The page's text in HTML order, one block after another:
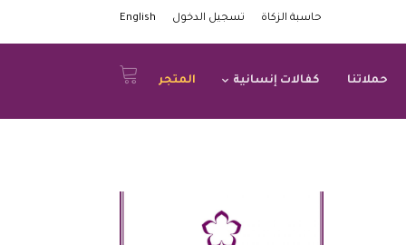
حاسبة الزكاة تسجيل الدخول English
حملاتنا كفالات إنسانية المتجر